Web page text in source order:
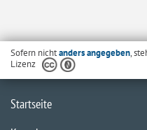
Sofern nichtanders angegeben,
Lizenz
Startseite